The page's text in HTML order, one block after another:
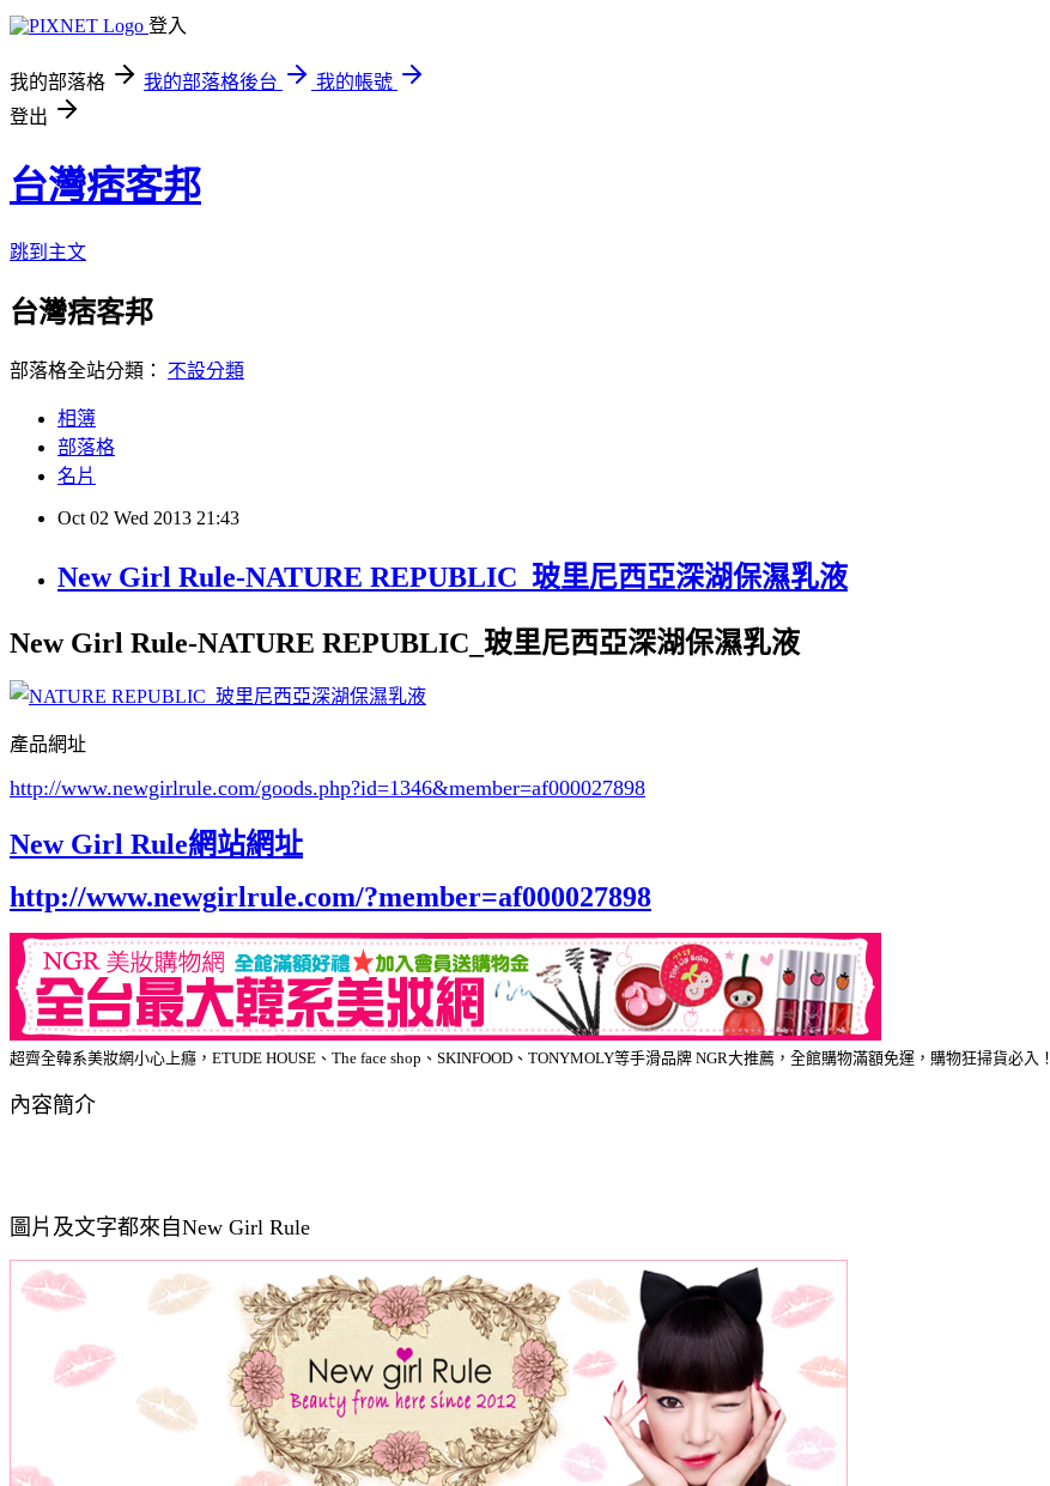
登入
我的部落格 我的部落格後台
我的帳號
登出
台灣痞客邦
跳到主文
台灣痞客邦
部落格全站分類： 不設分類
相簿
部落格
名片
Oct 02 Wed 2013 21:43
New Girl Rule-NATURE REPUBLIC_玻里尼西亞深湖保濕乳液
New Girl Rule-NATURE REPUBLIC_玻里尼西亞深湖保濕乳液
產品網址
http://www.newgirlrule.com/goods.php?id=1346&member=af000027898
New Girl Rule網站網址
http://www.newgirlrule.com/?member=af000027898
超齊全韓系美妝網小心上癮，ETUDE HOUSE、The face shop、SKINFOOD、TONYMOLY等手滑品牌 NGR大推薦，全館購物滿額免運，購物狂掃貨必入！
內容簡介
圖片及文字都來自New Girl Rule